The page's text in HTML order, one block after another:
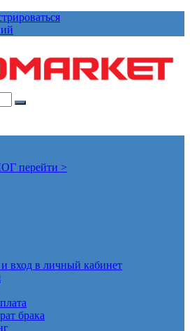
перейти >
и вход в личный кабинет
брака